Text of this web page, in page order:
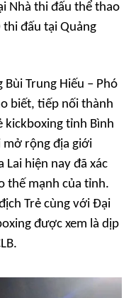
Nhà thi đấu thể thao
đấu tại Quảng
Trung Hiếu – Phó
biết, tiếp nối thành
kickboxing tỉnh Bình
rộng địa giới
Lai hiện nay đã xác
thế mạnh của tỉnh.
Trẻ cùng với Đại
được xem là dịp